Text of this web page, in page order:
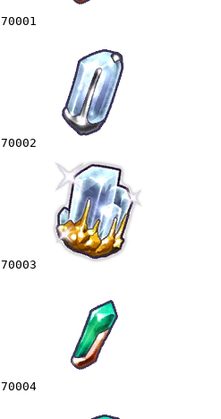
70001
70002
70003
70004